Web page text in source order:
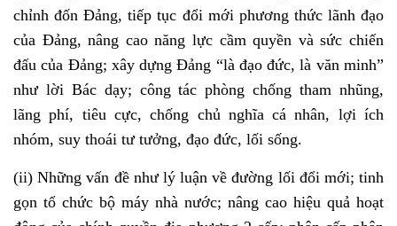
chỉnh đốn Đảng, tiếp tục đổi mới phương thức lãnh đạo
của Đảng, nâng cao năng lực cầm quyền và sức chiến
đấu của Đảng; xây dựng Đảng “là đạo đức, là văn minh”
như lời Bác dạy; công tác phòng chống tham nhũng,
lãng phí, tiêu cực, chống chủ nghĩa cá nhân, lợi ích
nhóm, suy thoái tư tưởng, đạo đức, lối sống.
(ii) Những vấn đề như lý luận về đường lối đổi mới; tinh
gọn tổ chức bộ máy nhà nước; nâng cao hiệu quả hoạt